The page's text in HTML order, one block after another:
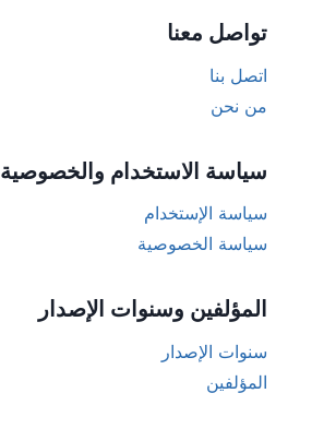
تواصل معنا
اتصل بنا
من نحن
سياسة الاستخدام والخصوصية
سياسة الإستخدام
سياسة الخصوصية
المؤلفين وسنوات الإصدار
سنوات الإصدار
المؤلفين